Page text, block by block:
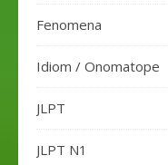
Fenomena
Idiom / Onomatope
JLPT
JLPT N1